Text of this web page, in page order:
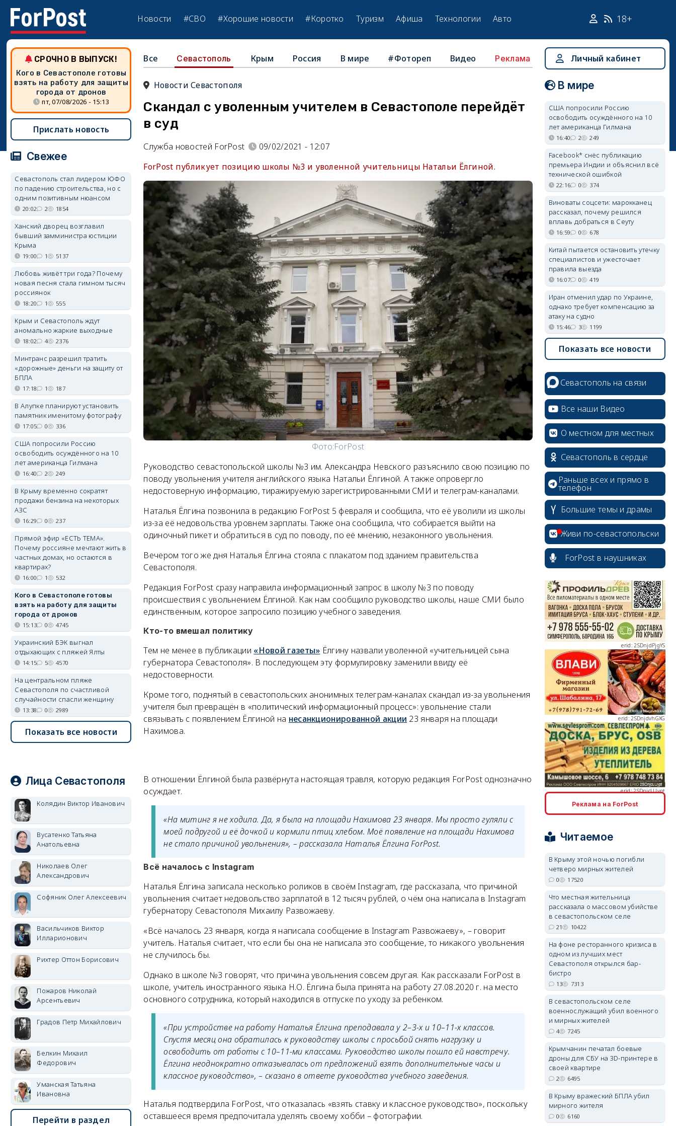
Новости #СВО #Хорошие новости #Коротко Туризм Афиша Технологии Авто 18+
Все Севастополь Крым Россия В мире #Фотореп Видео Реклама
Новости Севастополя
Скандал с уволенным учителем в Севастополе перейдёт
в суд
Служба новостей ForPost
09/02/2021 - 12:07
ForPost публикует позицию школы №3 и уволенной учительницы Натальи Ёлгиной.
Фото:ForPost
Руководство севастопольской школы №3 им. Александра Невского разъяснило свою позицию по
поводу увольнения учителя английского языка Натальи Ёлгиной. А также опровергло
недостоверную информацию, тиражируемую зарегистрированными СМИ и телеграм-каналами.
Наталья Ёлгина позвонила в редакцию ForPost 5 февраля и сообщила, что её уволили из школы
из-за её недовольства уровнем зарплаты. Также она сообщила, что собирается выйти на
одиночный пикет и обратиться в суд по поводу, по её мнению, незаконного увольнения.
Вечером того же дня Наталья Ёлгина стояла с плакатом под зданием правительства
Севастополя.
Редакция ForPost сразу направила информационный запрос в школу №3 по поводу
происшествия с увольнением Ёлгиной. Как нам сообщило руководство школы, наше СМИ было
единственным, которое запросило позицию учебного заведения.
Кто-то вмешал политику
Тем не менее в публикации «Новой газеты» Ёлгину назвали уволенной «учительницей сына
губернатора Севастополя». В последующем эту формулировку заменили ввиду её
недостоверности.
Кроме того, поднятый в севастопольских анонимных телеграм-каналах скандал из-за увольнения
учителя был превращён в «политический информационный процесс»: увольнение стали
связывать с появлением Ёлгиной на несанкционированной акции 23 января на площади
Нахимова.
В отношении Ёлгиной была развёрнута настоящая травля, которую редакция ForPost однозначно
осуждает.
«На митинг я не ходила. Да, я была на площади Нахимова 23 января. Мы просто гуляли с
моей подругой и её дочкой и кормили птиц хлебом. Моё появление на площади Нахимова
не стало причиной увольнения», – рассказала Наталья Ёлгина ForPost.
Всё началось с Instagram
Наталья Ёлгина записала несколько роликов в своём Instagram, где рассказала, что причиной
увольнения считает недовольство зарплатой в 12 тысяч рублей, о чём она написала в Instagram
губернатору Севастополя Михаилу Развожаеву.
«Всё началось 23 января, когда я написала сообщение в Instagram Развожаеву», – говорит
учитель. Наталья считает, что если бы она не написала это сообщение, то никакого увольнения
не случилось бы.
Однако в школе №3 говорят, что причина увольнения совсем другая. Как рассказали ForPost в
школе, учитель иностранного языка Н.О. Ёлгина была принята на работу 27.08.2020 г. на место
основного сотрудника, который находился в отпуске по уходу за ребенком.
«При устройстве на работу Наталья Ёлгина преподавала у 2–3-х и 10–11-х классов.
Спустя месяц она обратилась к руководству школы с просьбой снять нагрузку и
освободить от работы с 10–11-ми классами. Руководство школы пошло ей навстречу.
Ёлгина неоднократно отказывалась от предложений взять дополнительные часы и
классное руководство», – сказано в ответе руководства учебного заведения.
Наталья подтвердила ForPost, что отказалась «взять ставку и классное руководство», поскольку
оставшееся время предпочитала уделять своему хобби – фотографии.
СРОЧНО В ВЫПУСК!
Кого в Севастополе готовы
взять на работу для защиты
города от дронов
пт, 07/08/2026 - 15:13
Прислать новость
Свежее
Севастополь стал лидером ЮФО
по падению строительства, но с
одним позитивным нюансом
20:02 2 1854
Ханский дворец возглавил
бывший замминистра юстиции
Крыма
19:00 1 5137
Любовь живёт три года? Почему
новая песня стала гимном тысяч
россиянок
18:20 1 555
Крым и Севастополь ждут
аномально жаркие выходные
18:02 4 2376
Минтранс разрешил тратить
«дорожные» деньги на защиту от
БПЛА
17:18 1 187
В Алупке планируют установить
памятник именитому фотографу
17:05 0 336
США попросили Россию
освободить осуждённого на 10
лет американца Гилмана
16:40 2 249
В Крыму временно сократят
продажи бензина на некоторых
АЗС
16:29 0 237
Прямой эфир «ЕСТЬ ТЕМА».
Почему россияне мечтают жить в
частных домах, но остаются в
квартирах?
16:00 1 532
Кого в Севастополе готовы
взять на работу для защиты
города от дронов
15:13 0 4745
Украинский БЭК выгнал
отдыхающих с пляжей Ялты
14:15 5 4570
На центральном пляже
Севастополя по счастливой
случайности спасли женщину
13:38 0 2989
Показать все новости
Лица Севастополя
Колядин Виктор Иванович
Вусатенко Татьяна
Анатольевна
Николаев Олег
Александрович
Софяник Олег Алексеевич
Васильчиков Виктор
Илларионович
Рихтер Оттон Борисович
Пожаров Николай
Арсентьевич
Градов Петр Михайлович
Белкин Михаил
Федорович
Уманская Татьяна
Ивановна
Перейти в раздел
Личный кабинет
В мире
США попросили Россию
освободить осуждённого на 10
лет американца Гилмана
16:40 2 249
Facebook* снёс публикацию
премьера Индии и объяснил всё
технической ошибкой
22:16 0 374
Виноваты соцсети: марокканец
рассказал, почему решился
вплавь добраться в Сеуту
16:59 0 678
Китай пытается остановить утечку
специалистов и ужесточает
правила выезда
16:07 0 419
Иран отменил удар по Украине,
однако требует компенсацию за
атаку на судно
15:46 3 1199
Показать все новости
Севастополь на связи
Все наши Видео
О местном для местных
Севастополь в сердце
Раньше всех и прямо в
телефон
Большие темы и драмы
Живи по-севастопольски
ForPost в наушниках
erid: 2SDnjcrDNw6
erid: 2SDnjdPjgYS
erid: 2SDnjdvhGXG
erid: 2SDnjcLUypt
erid: 2SDnjdPjgYS
erid: 2SDnjdvhGXG
Реклама на ForPost
Читаемое
В Крыму этой ночью погибли
четверо мирных жителей
0 17520
Что местная жительница
рассказала о массовом убийстве
в севастопольском селе
21 10422
На фоне ресторанного кризиса в
одном из лучших мест
Севастополя открылся бар-
бистро
13 7313
В севастопольском селе
военнослужащий убил военного
и мирных жителей
4 7245
Крымчанин печатал боевые
дроны для СБУ на 3D-принтере в
своей квартире
2 6495
В Крыму вражеский БПЛА убил
мирного жителя
0 6160